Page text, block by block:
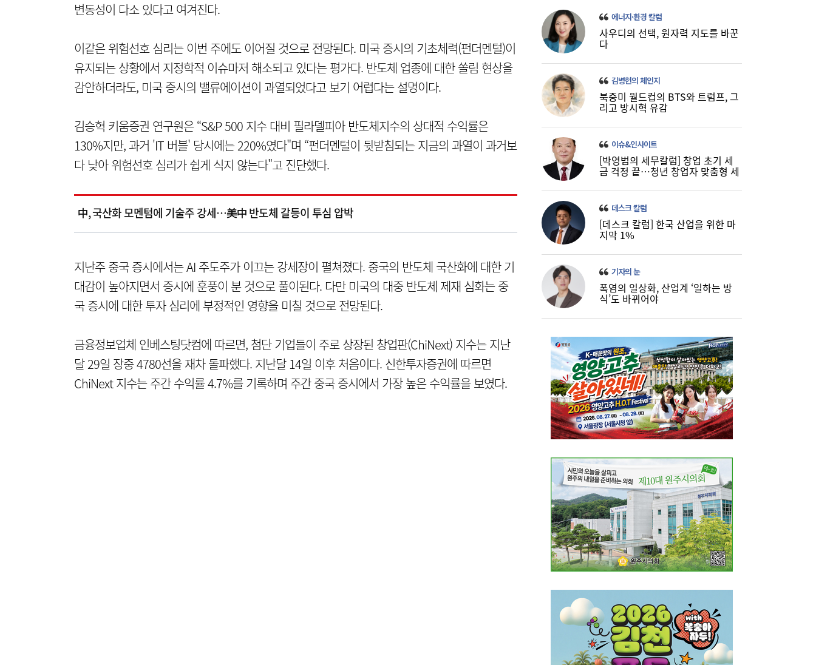
변동성이 다소 있다고 여겨진다.
이같은 위험선호 심리는 이번 주에도 이어질 것으로 전망된다. 미국 증시의 기초체력(펀더멘털)이
유지되는 상황에서 지정학적 이슈마저 해소되고 있다는 평가다. 반도체 업종에 대한 쏠림 현상을
감안하더라도, 미국 증시의 밸류에이션이 과열되었다고 보기 어렵다는 설명이다.
김승혁 키움증권 연구원은 “S&P 500 지수 대비 필라델피아 반도체지수의 상대적 수익률은
130%지만, 과거 'IT 버블' 당시에는 220%였다"며 “펀더멘털이 뒷받침되는 지금의 과열이 과거보
다 낮아 위험선호 심리가 쉽게 식지 않는다"고 진단했다.
中, 국산화 모멘텀에 기술주 강세…美中 반도체 갈등이 투심 압박
지난주 중국 증시에서는 AI 주도주가 이끄는 강세장이 펼쳐졌다. 중국의 반도체 국산화에 대한 기
대감이 높아지면서 증시에 훈풍이 분 것으로 풀이된다. 다만 미국의 대중 반도체 제재 심화는 중
국 증시에 대한 투자 심리에 부정적인 영향을 미칠 것으로 전망된다.
금융정보업체 인베스팅닷컴에 따르면, 첨단 기업들이 주로 상장된 창업판(ChiNext) 지수는 지난
달 29일 장중 4780선을 재차 돌파했다. 지난달 14일 이후 처음이다. 신한투자증권에 따르면
ChiNext 지수는 주간 수익률 4.7%를 기록하며 주간 중국 증시에서 가장 높은 수익률을 보였다.
10:48
오세훈 “세금만으론 집값 못 잡아”…정부와
공급 해법 놓고 평행선
에너지·환경 칼럼
사우디의 선택, 원자력 지도를 바꾼
다
김병헌의 체인지
북중미 월드컵의 BTS와 트럼프, 그
리고 방시혁 유감
이슈&인사이트
[박영범의 세무칼럼] 창업 초기 세
금 걱정 끝…청년 창업자 맞춤형 세
데스크 칼럼
[데스크 칼럼] 한국 산업을 위한 마
지막 1%
기자의 눈
폭염의 일상화, 산업계 ‘일하는 방
식’도 바뀌어야